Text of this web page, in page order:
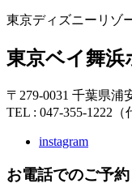
東京ディズニーリゾ
東京ベイ舞浜
〒279-0031 千葉県浦
TEL : 047-355-1222（
instagram
お電話でのご予